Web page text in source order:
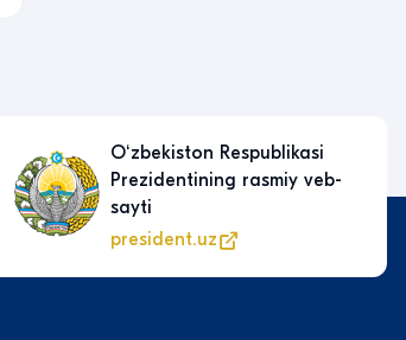
Oʻzbekiston Respublikasi
Prezidentining rasmiy veb-
sayti
president.uz